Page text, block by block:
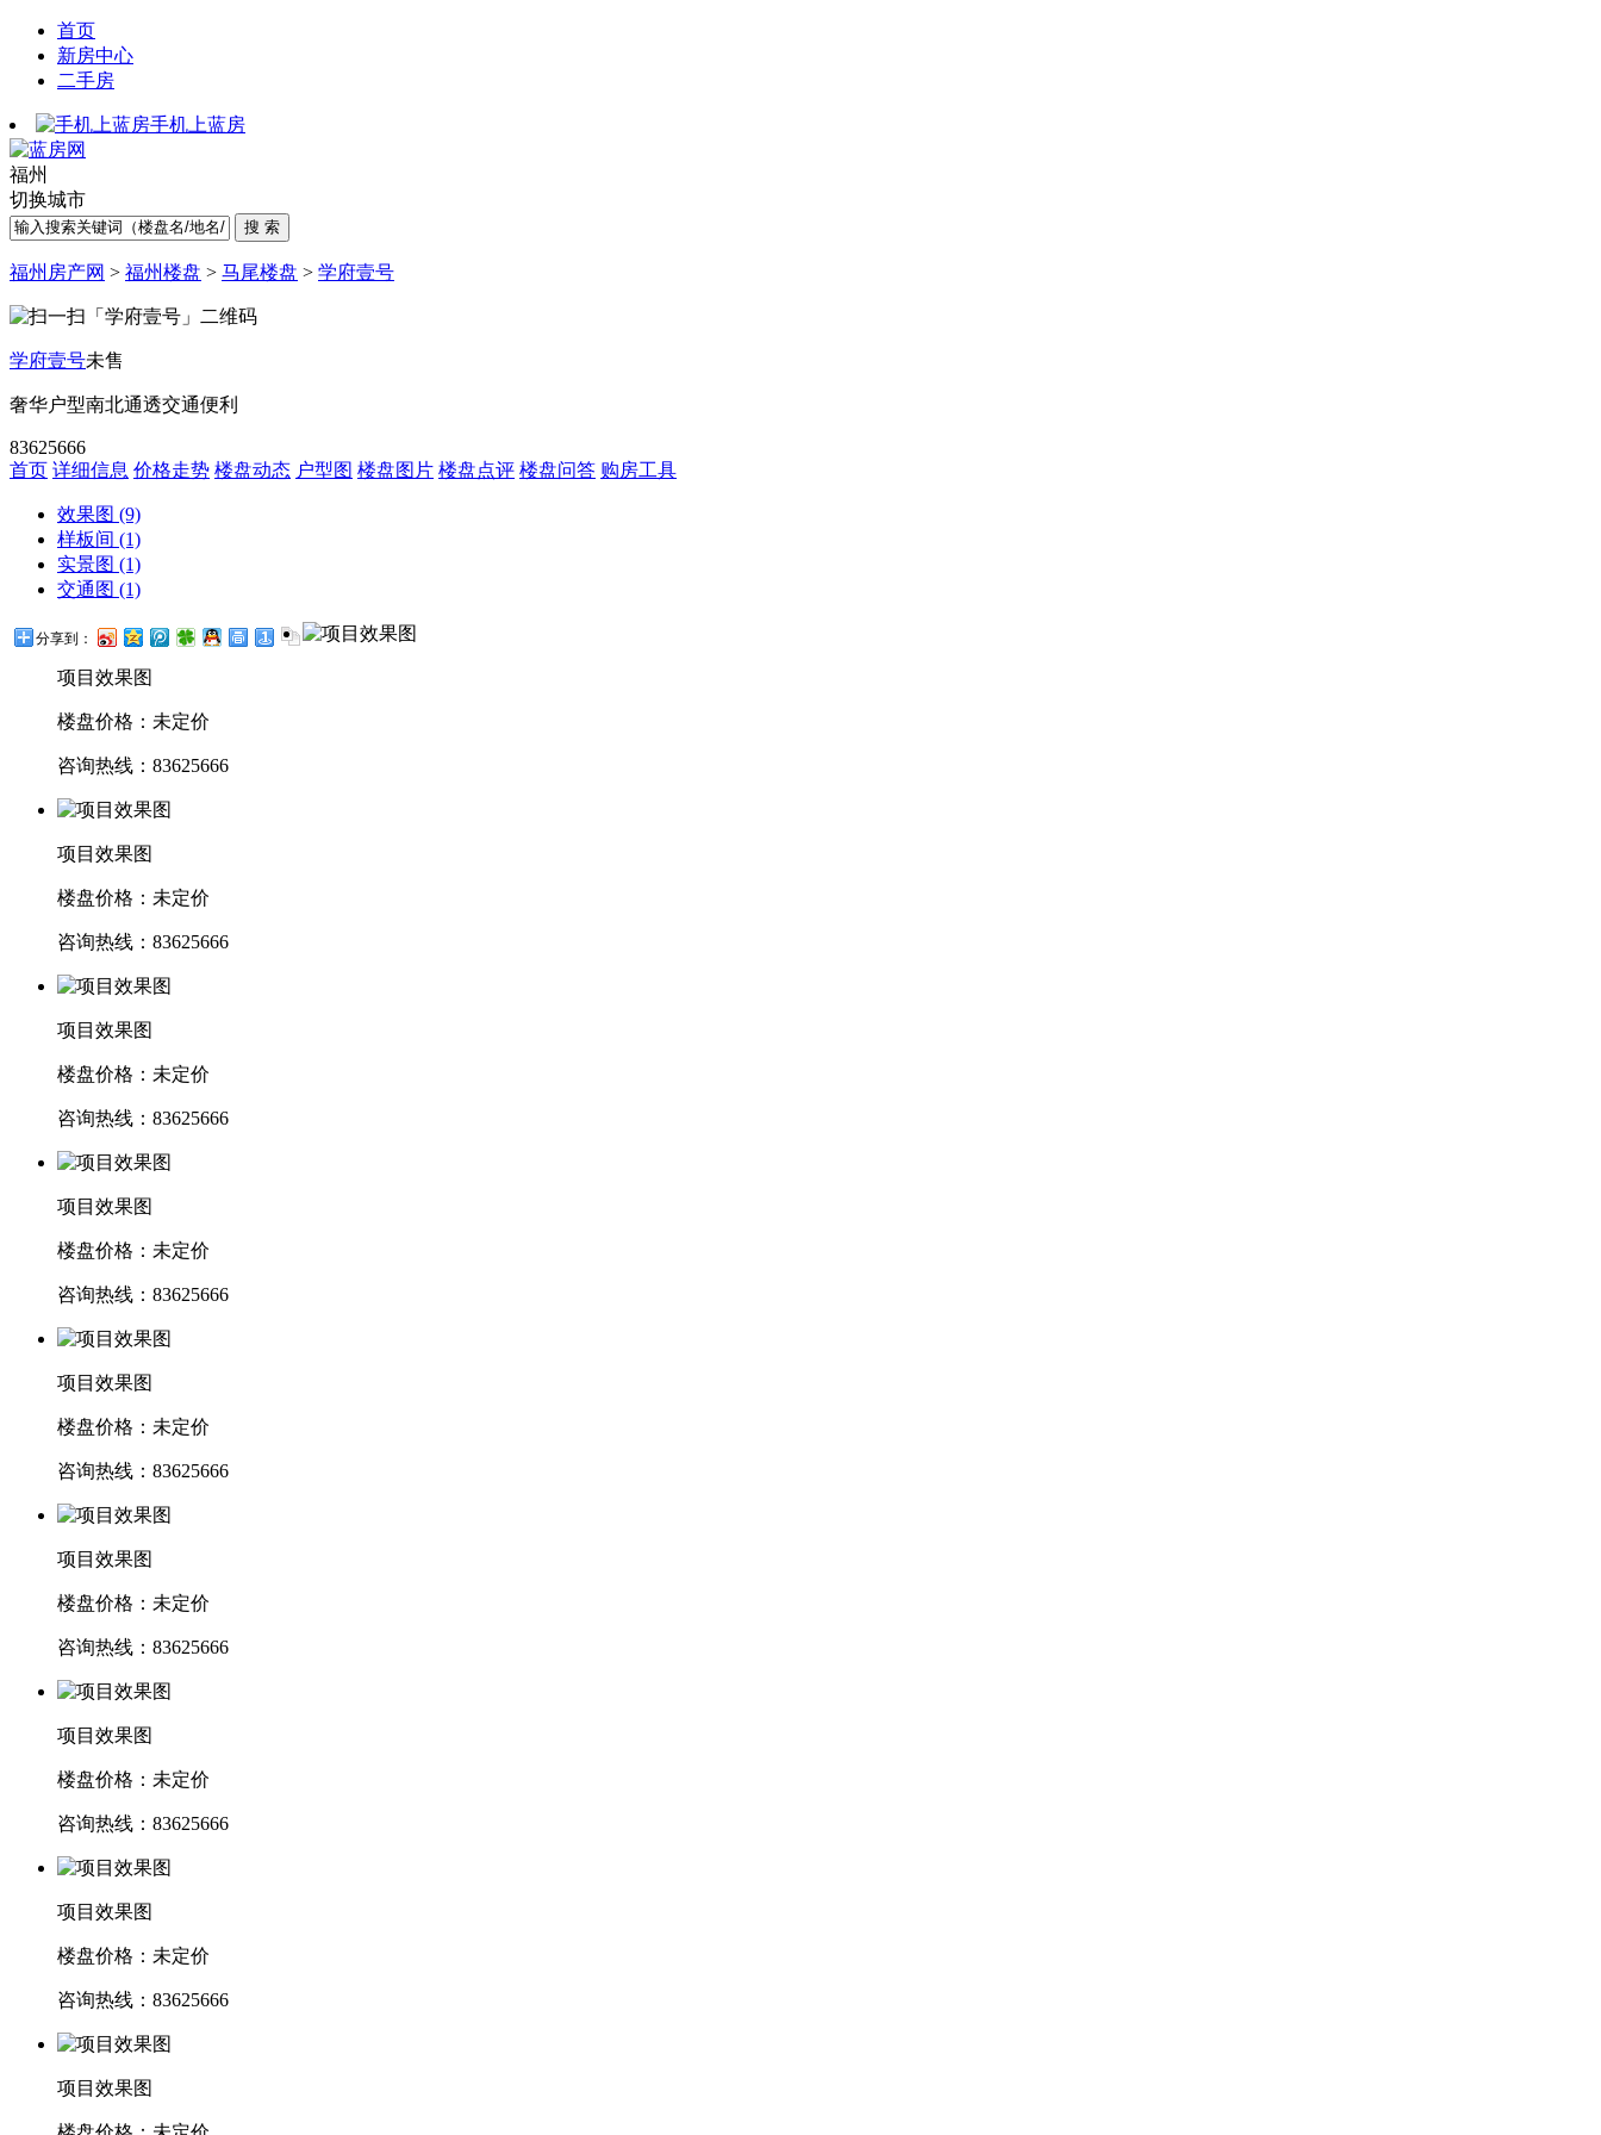
首页
新房中心
二手房
手机上蓝房
福州
切换城市
福州房产网 > 福州楼盘 > 马尾楼盘 > 学府壹号
学府壹号未售
奢华户型南北通透交通便利
83625666
首页 详细信息 价格走势 楼盘动态 户型图 楼盘图片 楼盘点评 楼盘问答 购房工具
效果图 (9)
样板间 (1)
实景图 (1)
交通图 (1)
分享到：
项目效果图
楼盘价格：未定价
咨询热线：83625666
项目效果图
楼盘价格：未定价
咨询热线：83625666
项目效果图
楼盘价格：未定价
咨询热线：83625666
项目效果图
楼盘价格：未定价
咨询热线：83625666
项目效果图
楼盘价格：未定价
咨询热线：83625666
项目效果图
楼盘价格：未定价
咨询热线：83625666
项目效果图
楼盘价格：未定价
咨询热线：83625666
项目效果图
楼盘价格：未定价
咨询热线：83625666
项目效果图